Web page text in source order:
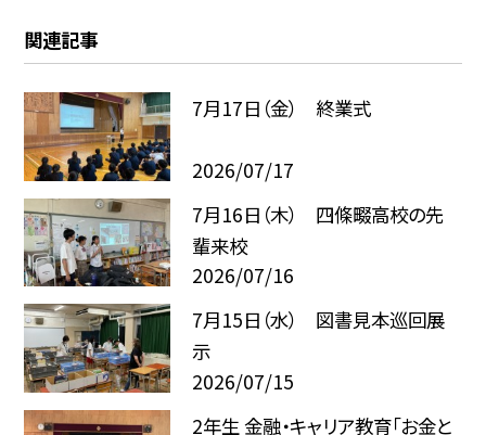
関連記事
7月17日（金） 終業式
2026/07/17
7月16日（木） 四條畷高校の先
輩来校
2026/07/16
7月15日（水） 図書見本巡回展
示
2026/07/15
2年生 金融・キャリア教育「お金と